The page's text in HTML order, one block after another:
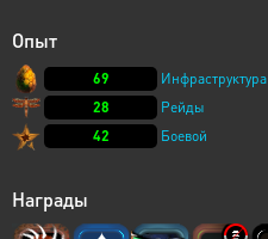
Опыт
69
Инфраструктура
28
Рейды
42
Боевой
Награды